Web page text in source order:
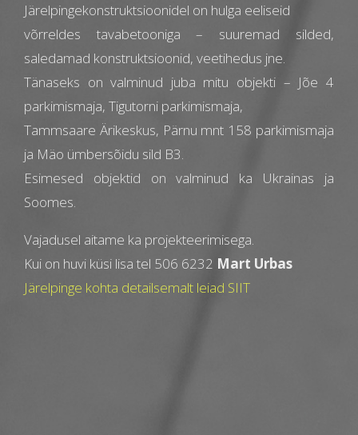
Järelpingekonstruktsioonidel on hulga eeliseid
võrreldes tavabetooniga – suuremad silded,
saledamad konstruktsioonid, veetihedus jne.
Tänaseks on valminud juba mitu objekti – Jõe 4
parkimismaja, Tigutorni parkimismaja,
Tammsaare Ärikeskus, Pärnu mnt 158 parkimismaja
ja Mäo ümbersõidu sild B3.
Esimesed objektid on valminud ka Ukrainas ja
Soomes.
Vajadusel aitame ka projekteerimisega.
Kui on huvi küsi lisa tel 506 6232 Mart Urbas
Järelpinge kohta detailsemalt leiad SIIT